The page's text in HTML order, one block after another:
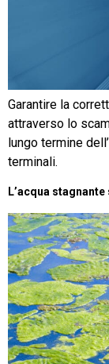
Garantire la
attraverso lo
lungo termine
terminali.
L’acqua